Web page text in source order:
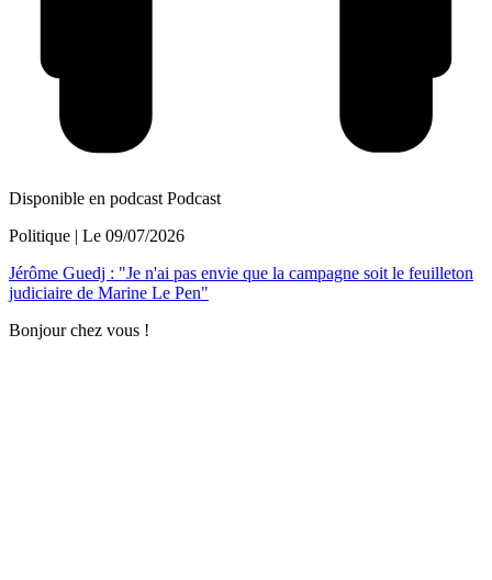
Disponible en podcast Podcast
Politique | Le 09/07/2026
Jérôme Guedj : "Je n'ai pas envie que la campagne soit le feuilleton
judiciaire de Marine Le Pen"
Bonjour chez vous !